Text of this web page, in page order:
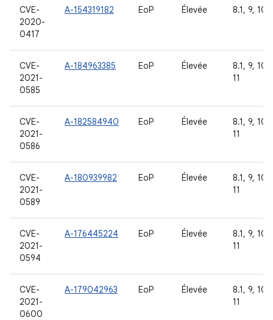
CVE-
2020-
0417
A-154319182 EoP Élevée 8.1, 9, 10
CVE-
2021-
0585
A-184963385 EoP Élevée
8.1, 9, 10,
11
CVE-
2021-
0586
A-182584940 EoP Élevée
8.1, 9, 10,
11
CVE-
2021-
0589
A-180939982 EoP Élevée
8.1, 9, 10,
11
CVE-
2021-
0594
A-176445224 EoP Élevée
8.1, 9, 10,
11
CVE-
2021-
0600
A-179042963 EoP Élevée
8.1, 9, 10,
11